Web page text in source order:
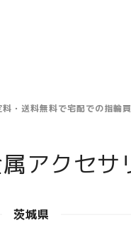
・送料無料で宅配での指輪買
アクセサ
茨城県